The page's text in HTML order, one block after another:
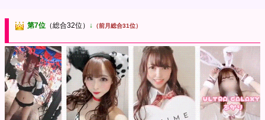
第7位 （総合32位） ↓ （前月総合31位）